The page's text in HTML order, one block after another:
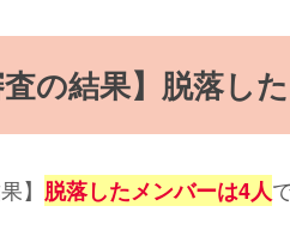
の結果】脱落し
】 脱落したメンバーは4人